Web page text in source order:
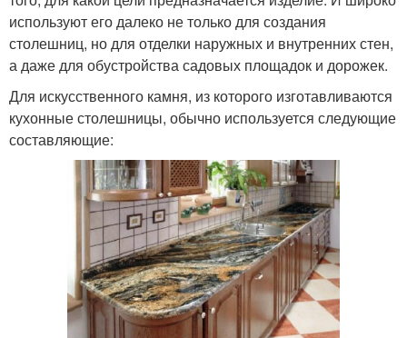
используют его далеко не только для создания
столешниц, но для отделки наружных и внутренних стен,
а даже для обустройства садовых площадок и дорожек.
Для искусственного камня, из которого изготавливаются
кухонные столешницы, обычно используется следующие
составляющие: